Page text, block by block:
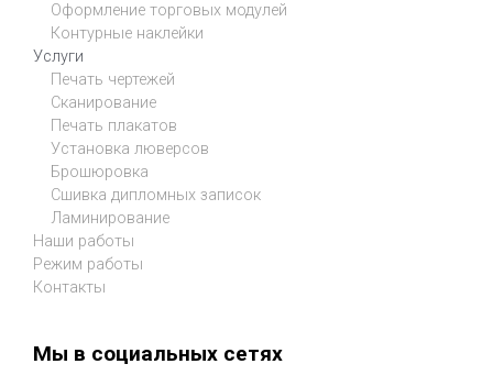
Оформление торговых модулей
Контурные наклейки
Услуги
Печать чертежей
Сканирование
Печать плакатов
Установка люверсов
Брошюровка
Сшивка дипломных записок
Ламинирование
Наши работы
Режим работы
Контакты
Мы в социальных сетях